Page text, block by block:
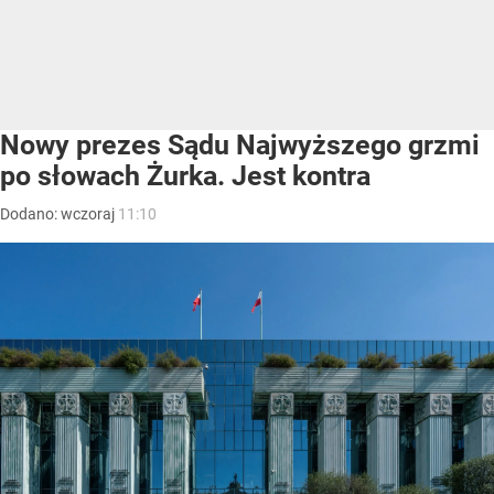
Nowy prezes Sądu Najwyższego grzmi
po słowach Żurka. Jest kontra
Dodano:wczoraj 11:10